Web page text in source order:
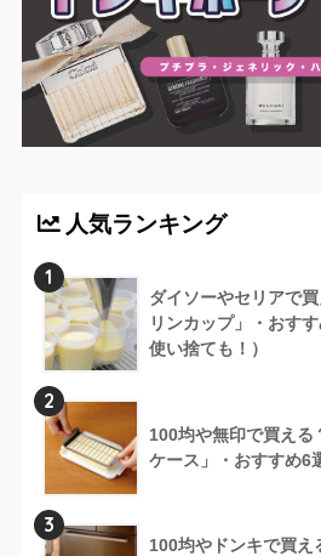
人気ランキング
1
ダイソーやセリアで
リンカップ」・おす
使い捨ても！）
2
100均や無印で買える
ケース」・おすすめ6
3
100均やドンキで買え